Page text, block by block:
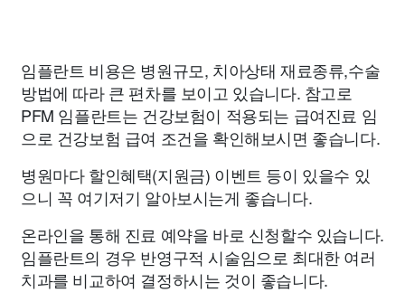
임플란트 비용은 병원규모, 치아상태 재료종류,수술
방법에 따라 큰 편차를 보이고 있습니다. 참고로
PFM 임플란트는 건강보험이 적용되는 급여진료 임
으로 건강보험 급여 조건을 확인해보시면 좋습니다.
병원마다 할인혜택(지원금) 이벤트 등이 있을수 있
으니 꼭 여기저기 알아보시는게 좋습니다.
온라인을 통해 진료 예약을 바로 신청할수 있습니다.
임플란트의 경우 반영구적 시술임으로 최대한 여러
치과를 비교하여 결정하시는 것이 좋습니다.